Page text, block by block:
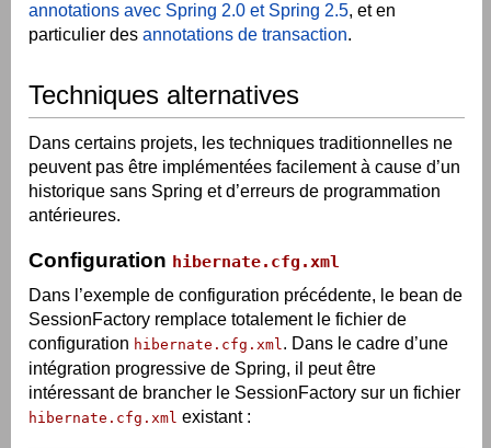
annotations avec Spring 2.0 et Spring 2.5, et en
particulier des annotations de transaction.
Techniques alternatives
Dans certains projets, les techniques traditionnelles ne
peuvent pas être implémentées facilement à cause d’un
historique sans Spring et d’erreurs de programmation
antérieures.
Configuration hibernate.cfg.xml
Dans l’exemple de configuration précédente, le bean de
SessionFactory remplace totalement le fichier de
configuration hibernate.cfg.xml. Dans le cadre d’une
intégration progressive de Spring, il peut être
intéressant de brancher le SessionFactory sur un fichier
hibernate.cfg.xml existant :